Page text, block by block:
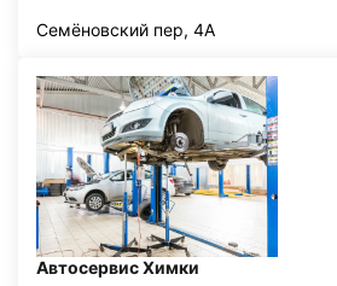
Семёновский пер, 4А
Автосервис Химки